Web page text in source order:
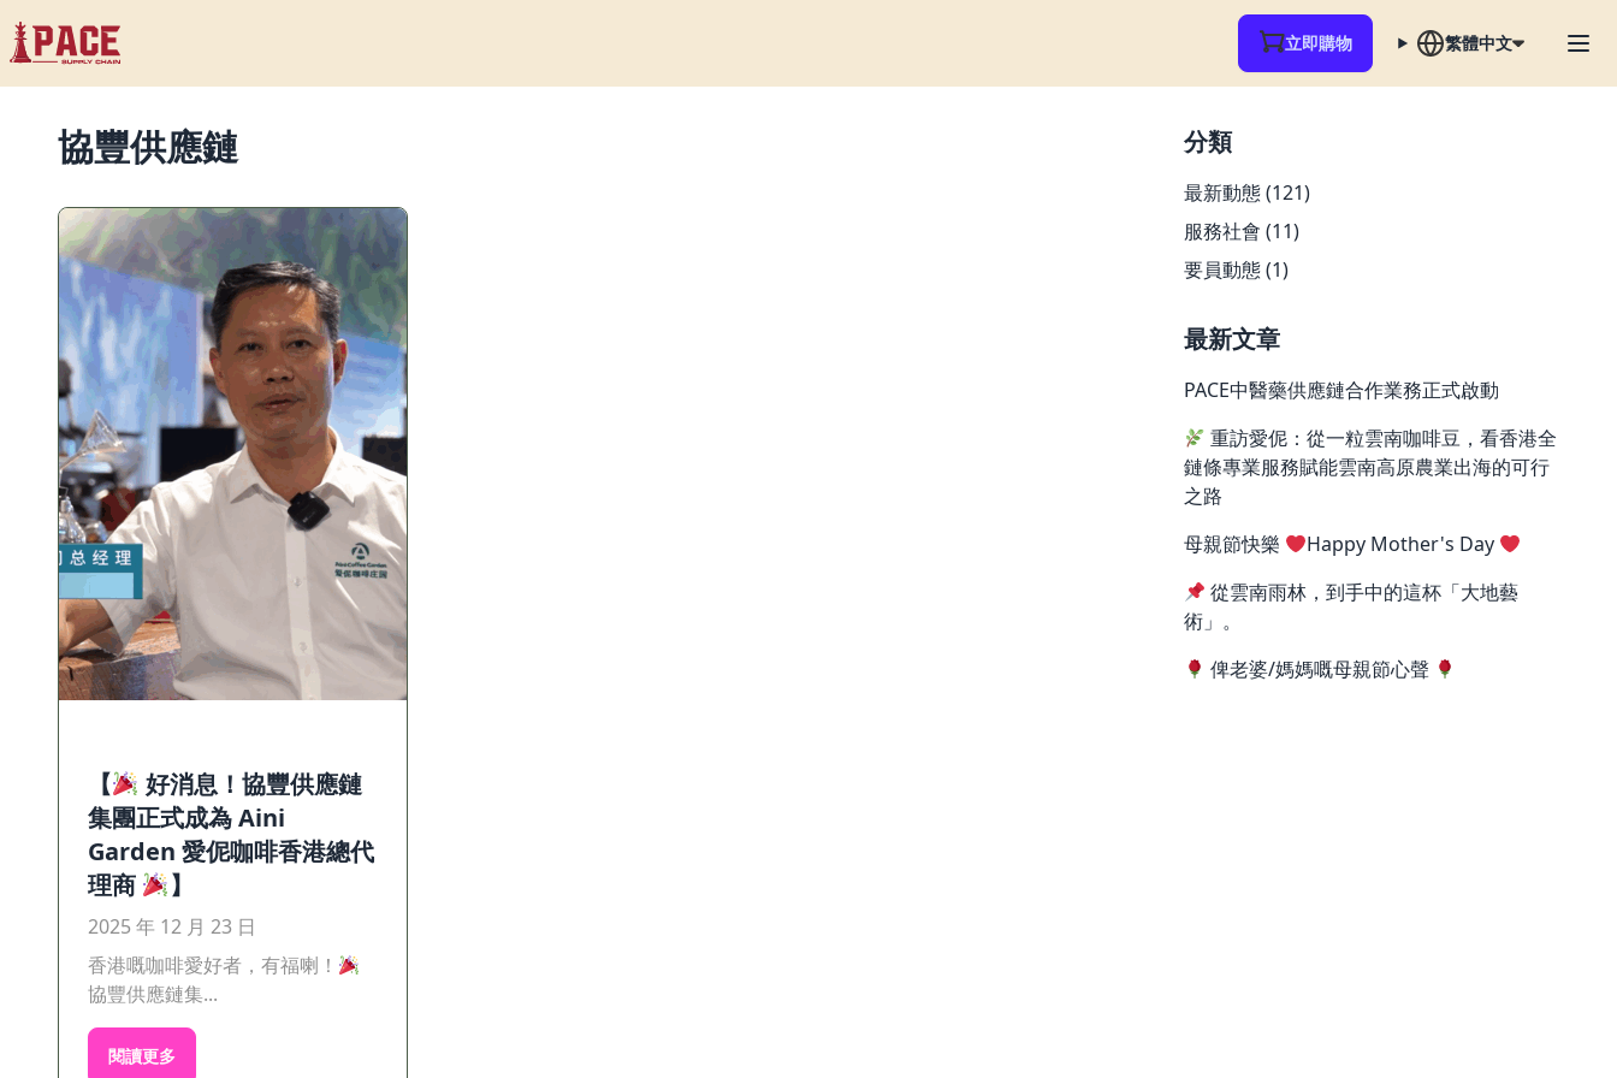
立即購物 繁體中文
協豐供應鏈
【
好消息！協豐供應鏈
集團正式成為 Aini
Garden 愛伲咖啡香港總代
理商
】
2025 年 12 月 23 日
香港嘅咖啡愛好者，有福喇！
協豐供應鏈集...
閱讀更多
分類
最新動態(121)
服務社會 (11)
要員動態(1)
最新文章
PACE中醫藥供應鏈合作業務正式啟動
重訪愛伲：從一粒雲南咖啡豆，看香港全
鏈條專業服務賦能雲南高原農業出海的可行
之路
母親節快樂
Happy Mother's Day
從雲南雨林，到手中的這杯「大地藝
術」。
俾老婆/媽媽嘅母親節心聲